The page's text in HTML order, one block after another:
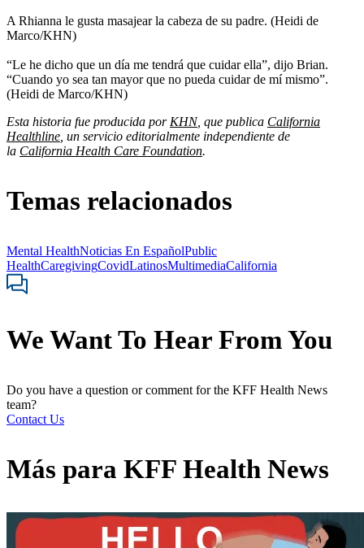
A Rhianna le gusta masajear la cabeza de su padre. (Heidi de
Marco/KHN)
“Le he dicho que un día me tendrá que cuidar ella”, dijo Brian.
“Cuando yo sea tan mayor que no pueda cuidar de mí mismo”.
(Heidi de Marco/KHN)
Esta historia fue producida porKHN, que publica California
Healthline, un servicio editorialmente independiente de
la California Health Care Foundation.
Temas relacionados
Mental HealthNoticias En EspañolPublic
HealthCaregivingCovidLatinosMultimediaCalifornia
We Want To Hear From You
Do you have a question or comment for the KFF Health News
team?
Contact Us
Más para KFF Health News